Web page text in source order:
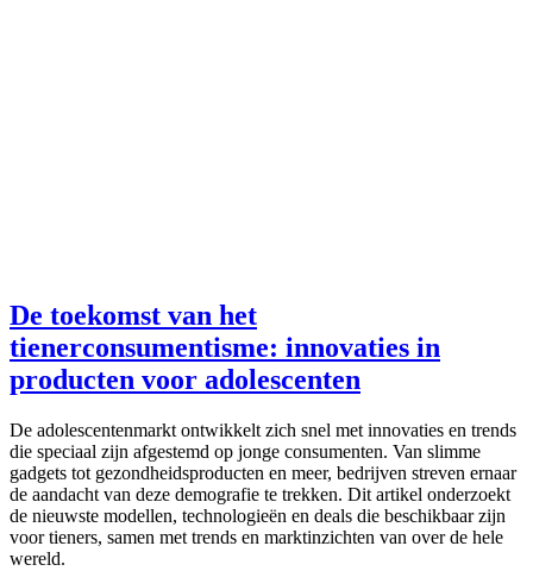
De toekomst van het
tienerconsumentisme: innovaties in
producten voor adolescenten
De adolescentenmarkt ontwikkelt zich snel met innovaties en trends
die speciaal zijn afgestemd op jonge consumenten. Van slimme
gadgets tot gezondheidsproducten en meer, bedrijven streven ernaar
de aandacht van deze demografie te trekken. Dit artikel onderzoekt
de nieuwste modellen, technologieën en deals die beschikbaar zijn
voor tieners, samen met trends en marktinzichten van over de hele
wereld.